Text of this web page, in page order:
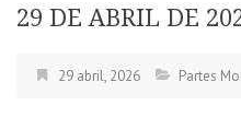
29 DE ABRIL DE
29 abril, 2026 Partes